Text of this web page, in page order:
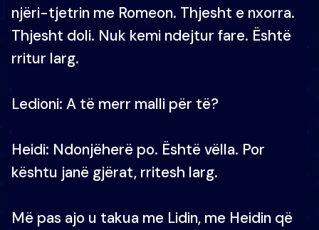
njëri-tjetrin me Romeon. Thjesht e nxorra.
Thjesht doli. Nuk kemi ndejtur fare. Është
rritur larg.
Ledioni: A të merr malli për të?
Heidi: Ndonjëherë po. Është vëlla. Por
kështu janë gjërat, rritesh larg.
Më pas ajo u takua me Lidin, me Heidin që